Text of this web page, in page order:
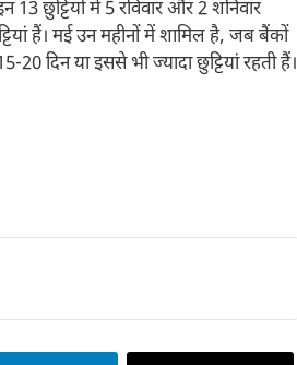
छुट्टियों में 5 रविवार और 2 शनिवार
हैं। मई उन महीनों में शामिल है, जब बैंकों
दिन या इससे भी ज्यादा छुट्टियां रहती हैं।